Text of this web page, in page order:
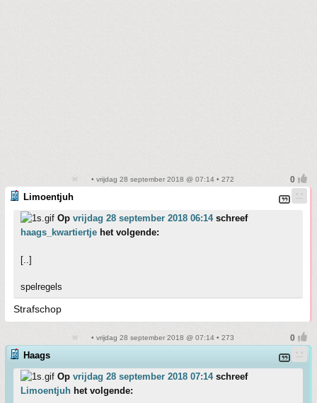
• vrijdag 28 september 2018 @ 07:14 • 272
Limoentjuh
Op vrijdag 28 september 2018 06:14schreef
haags_kwartiertje het volgende:
[..]
spelregels
Strafschop
• vrijdag 28 september 2018 @ 07:14 • 273
Haags
Op vrijdag 28 september 2018 07:14schreef
Limoentjuh het volgende: